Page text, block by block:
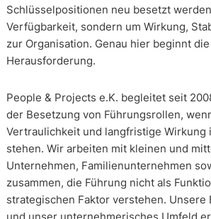
Schlüsselpositionen neu besetzt
Verfügbarkeit, sondern um Wirkung,
zur Organisation. Genau hier beginnt
Herausforderung.
People & Projects e.K. begleitet seit
der Besetzung von Führungsrollen,
Vertraulichkeit und langfristige Wirkung
stehen. Wir arbeiten mit kleinen und
Unternehmen, Familienunternehmen
zusammen, die Führung nicht als
strategischen Faktor verstehen. Unsere
und unser unternehmerisches Umfeld